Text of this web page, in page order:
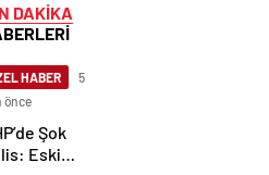
DAKİKA
HABER
5
önce
Şok
Eski